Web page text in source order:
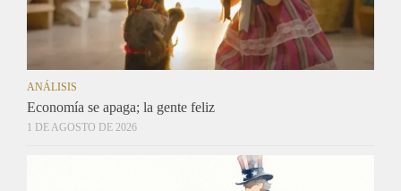
ANÁLISIS
Economía se apaga; la gente feliz
1 DE AGOSTO DE 2026